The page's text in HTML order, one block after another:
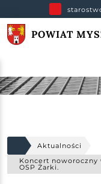
POWIAT
Aktualności
Koncert
OSP Żarki.